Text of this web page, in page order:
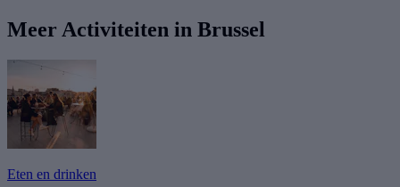
Meer Activiteiten in Brussel
Eten en drinken